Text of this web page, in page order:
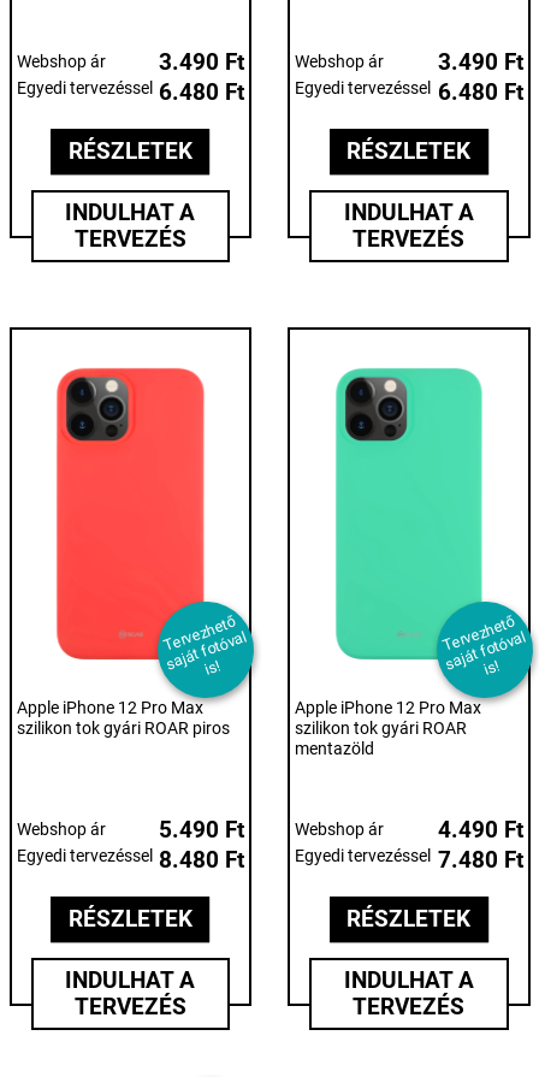
Webshop ár 3.490 Ft
Egyedi tervezéssel 6.480 Ft
RÉSZLETEK
INDULHAT A
TERVEZÉS
Webshop ár 3.490 Ft
Egyedi tervezéssel 6.480 Ft
RÉSZLETEK
INDULHAT A
TERVEZÉS
T
er
v
e
z
h
et
ő
s
aj
át f
ot
ó
v
al
i
s!
Apple iPhone 12 Pro Max
szilikon tok gyári ROAR piros
Webshop ár 5.490 Ft
Egyedi tervezéssel 8.480 Ft
RÉSZLETEK
INDULHAT A
TERVEZÉS
T
er
v
e
z
h
et
ő
s
aj
át f
ot
ó
v
al
i
s!
Apple iPhone 12 Pro Max
szilikon tok gyári ROAR
mentazöld
Webshop ár 4.490 Ft
Egyedi tervezéssel 7.480 Ft
RÉSZLETEK
INDULHAT A
TERVEZÉS